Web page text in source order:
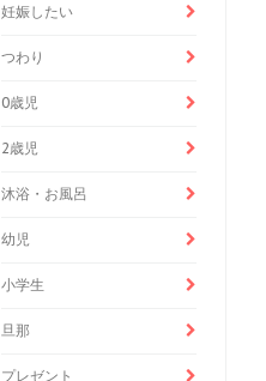
妊娠したい
つわり
0歳児
2歳児
沐浴・お風呂
幼児
小学生
旦那
プレゼント